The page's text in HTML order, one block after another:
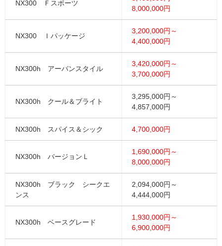
NX300 Ｆスポーツ
8,000,000円
NX300 Ｉパッケージ
3,200,000円～
4,400,000円
NX300h アーバンスタイル
3,420,000円～
3,700,000円
NX300h クール＆ブライト
3,295,000円～
4,857,000円
NX300h スパイス＆シック 4,700,000円
NX300h バージョンＬ
1,690,000円～
8,000,000円
NX300h ブラック シークエ
ンス
2,094,000円～
4,444,000円
NX300h ベースグレード
1,930,000円～
6,900,000円